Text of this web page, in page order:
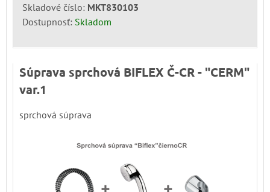
Skladové číslo: MKT830103
Dostupnosť: Skladom
Súprava sprchová BIFLEX Č-CR - "CERM"
var.1
sprchová súprava